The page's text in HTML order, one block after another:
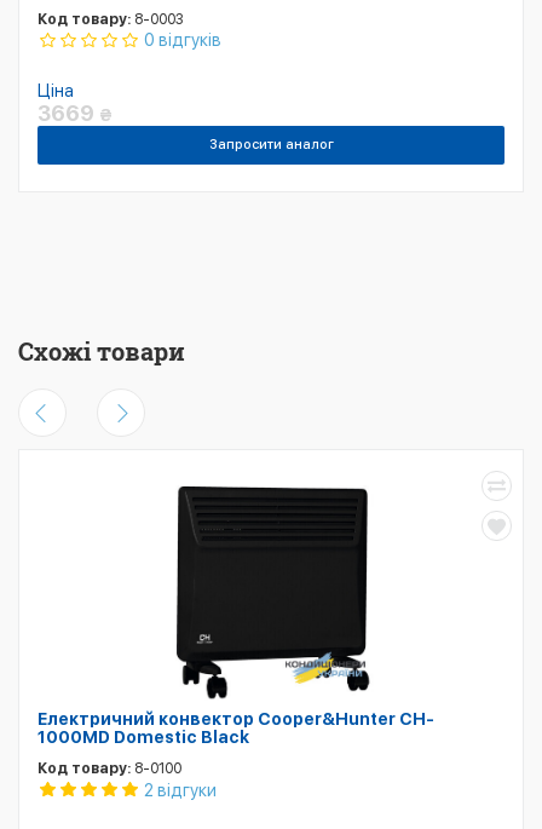
Код товару: 8-0003
0 відгуків
Ціна
3669 ₴
Запросити аналог
Схожі товари
Електричний конвектор Cooper&Hunter CH-
1000MD Domestic Black
Код товару: 8-0100
2 відгуки